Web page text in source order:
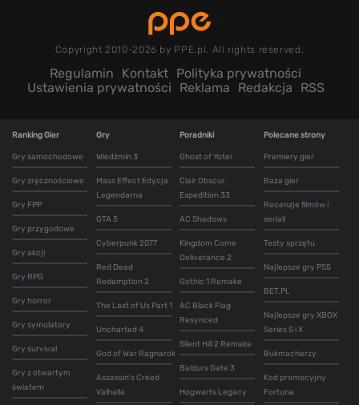
Copyright 2010-2026 by PPE.pl. All rights reserved.
Regulamin Kontakt Polityka prywatności
Ustawienia prywatności
Reklama Redakcja RSS
Ranking Gier
Gry samochodowe
Gry zręcznościowe
Gry FPP
Gry przygodowe
Gry akcji
Gry RPG
Gry horror
Gry symulatory
Gry survival
Gry z otwartym
światem
Gry
Wiedźmin 3
Mass Effect Edycja
Legendarna
GTA 5
Cyberpunk 2077
Red Dead
Redemption 2
The Last of Us Part 1
Uncharted 4
God of War Ragnarok
Assassin's Creed
Valhalla
Poradniki
Ghost of Yotei
Clair Obscur
Expedition 33
AC Shadows
Kingdom Come
Deliverance 2
Gothic 1 Remake
AC Black Flag
Resynced
Silent Hill 2 Remake
Baldurs Gate 3
Hogwarts Legacy
Polecane strony
Premiery gier
Baza gier
Recenzje filmów i
seriali
Testy sprzętu
Najlepsze gry PS5
BET.PL
Najlepsze gry XBOX
Series S i X
Bukmacherzy
Kod promocyjny
Fortuna